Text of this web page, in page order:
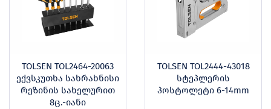
TOLSEN TOL2464-20063
ექვსკუთხა სახრახნისი
რეზინის სახელურით
8ც.-იანი
TOLSEN TOL2444-43018
სტეპლერის
პოსტოლეტი 6-14mm